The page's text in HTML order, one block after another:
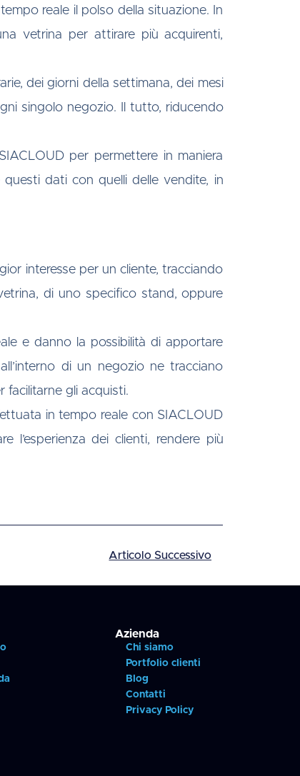
reale il polso della situazione. In
vetrina per attirare più acquirenti,
dei giorni della settimana, dei mesi
singolo negozio. Il tutto, riducendo
per permettere in maniera
dati con quelli delle vendite, in
interesse per un cliente, tracciando
di uno specifico stand, oppure
e danno la possibilità di apportare
di un negozio ne tracciano
facilitarne gli acquisti.
in tempo reale con SIACLOUD
l’esperienza dei clienti, rendere più
Articolo Successivo
Azienda
Chi siamo
Portfolio clienti
Blog
Contatti
Privacy Policy